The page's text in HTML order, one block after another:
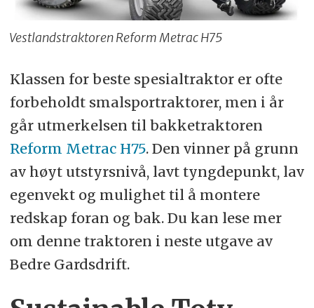
Vestlandstraktoren Reform Metrac H75
Klassen for beste spesialtraktor er ofte
forbeholdt smalsportraktorer, men i år
går utmerkelsen til bakketraktoren
Reform Metrac H75. Den vinner på grunn
av høyt utstyrsnivå, lavt tyngdepunkt, lav
egenvekt og mulighet til å montere
redskap foran og bak. Du kan lese mer
om denne traktoren i neste utgave av
Bedre Gardsdrift.